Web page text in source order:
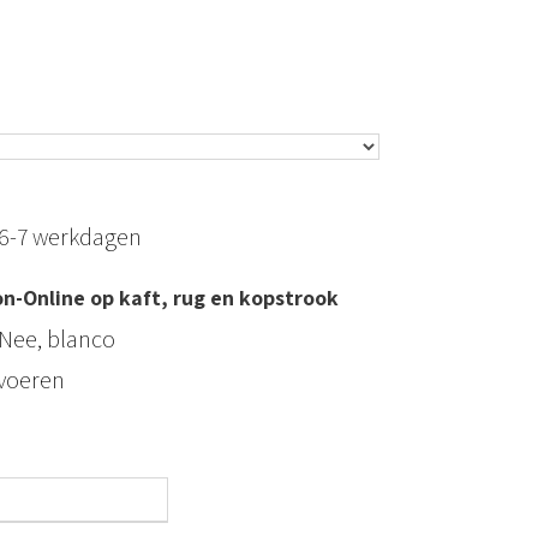
6-7 werkdagen
Online op kaft, rug en kopstrook
Nee, blanco